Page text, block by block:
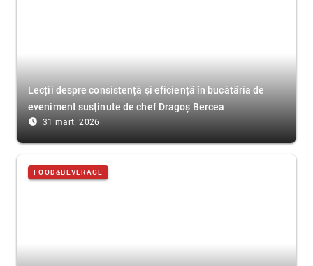
Lecții despre consistență și eficiență în bucătăria de
eveniment susținute de chef Dragoș Bercea
access_time_filled 31 mart. 2026
FOOD&BEVERAGE